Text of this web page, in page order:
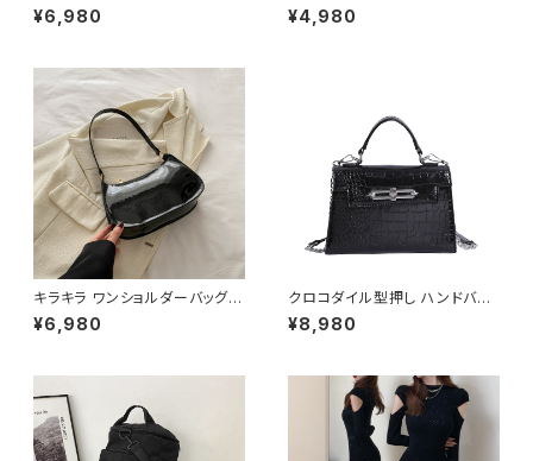
バッグ 韓国バッグ レディース 斜
めがけ 軽量 シンプル 大容量 可
レッド ピンク K-B0208
¥6,980
ート ミディアム ペンシルスカー
ト スリット 白 ホワイト ハイウエ
C-SSS0002
¥4,980
キラキラ ワンショルダーバッグ
パテントバッグ レディース バッグ
光沢感 コンパクト エレガント カ
¥6,980
クロコダイル型押し ハンドバッ
グ ショルダーバッグ チェーン付
きバッグ レディース バッグ おし
¥8,980